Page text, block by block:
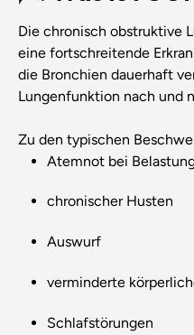
Die chronisch obstruktive
eine fortschreitende
die Bronchien dauerhaft
Lungenfunktion nach und
Zu den typischen
Atemnot bei
chronischer Husten
Auswurf
verminderte
Schlafstörungen